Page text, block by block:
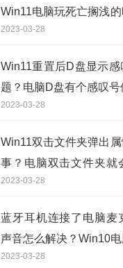
Win11电脑玩死亡搁浅
理？
2023-03-28
Win11重置后D盘显示感
题？电脑D盘有个感叹
2023-03-28
Win11双击文件夹弹出
事？电脑双击文件夹就
方法
2023-03-28
蓝牙耳机连接了电脑麦
声音怎么解决？Win10
说话处理方法
2023-03-28